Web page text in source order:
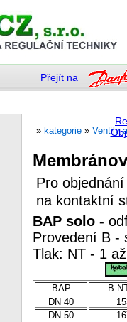
Přejít na
» kategorie » Ventily
Pro
na kontaktní
BAP solo -
Provedení B -
Tlak: NT - 1
BAP
B-
DN 40
DN 50